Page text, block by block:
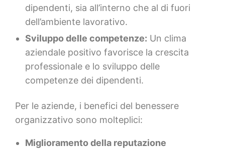
dipendenti, sia all’interno che al di fuori
dell’ambiente lavorativo.
Sviluppo delle competenze: Un clima
aziendale positivo favorisce la crescita
professionale e lo sviluppo delle
competenze dei dipendenti.
Per le aziende, i benefici del benessere
organizzativo sono molteplici:
Miglioramento della reputazione